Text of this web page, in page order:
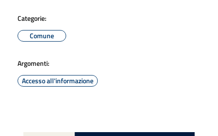
Categorie:
Comune
Argomenti:
Accesso all'informazione